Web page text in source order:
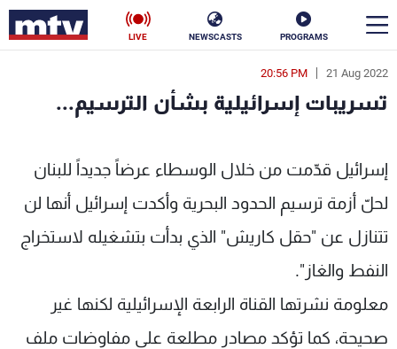
PROGRAMS
NEWSCASTS
LIVE
21 Aug 2022
20:56 PM
تسريبات إسرائيلية بشأن الترسيم...
إسرائيل قدّمت من خلال الوسطاء عرضاً جديداً للبنان
لحلّ أزمة ترسيم الحدود البحرية وأكدت إسرائيل أنها لن
تتنازل عن "حقل كاريش" الذي بدأت بتشغيله لاستخراج
النفط والغاز".
معلومة نشرتها القناة الرابعة الإسرائيلية لكنها غير
صحيحة، كما تؤكد مصادر مطلعة على مفاوضات ملف
en
الأخبار
سياسة ناس
إقتصاد فن
منوعات رياضة
كأس العالم